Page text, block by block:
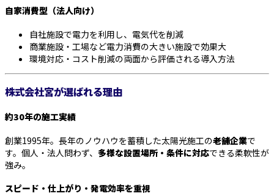
自家消費型（法人向け）
自社施設で電力を利用し、電気代を削減
商業施設・工場など電力消費の大きい施設で効果大
環境対応・コスト削減の両面から評価される導入方法
株式会社宮が選ばれる理由
約30年の施工実績
創業1995年。長年のノウハウを蓄積した太陽光施工の老舗企業で
す。個人・法人問わず、 多様な設置場所・条件に対応できる柔軟性が
強み。
スピード・仕上がり・発電効率を重視